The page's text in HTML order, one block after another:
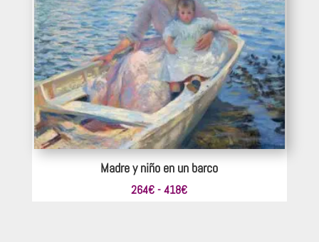
Madre y niño en un barco
264€ - 418€Rango